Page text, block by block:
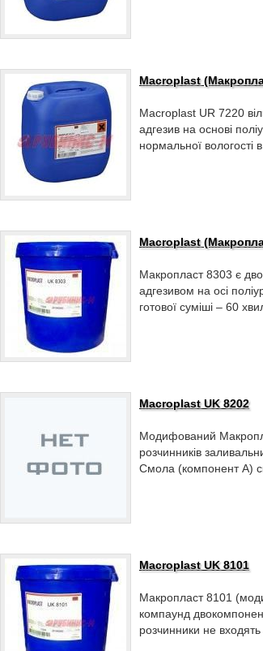
Macroplast
Macroplast UR 7220
адгезив на основі
нормальної вологості
Macroplast
Макропласт 8303 є
адгезивом на осі
готової суміші – 60
Macroplast UK 8202
Модифований
розчинників
Смола (компонент А)
Macroplast UK 8101
Макропласт 8101
компаунд
розчинники не